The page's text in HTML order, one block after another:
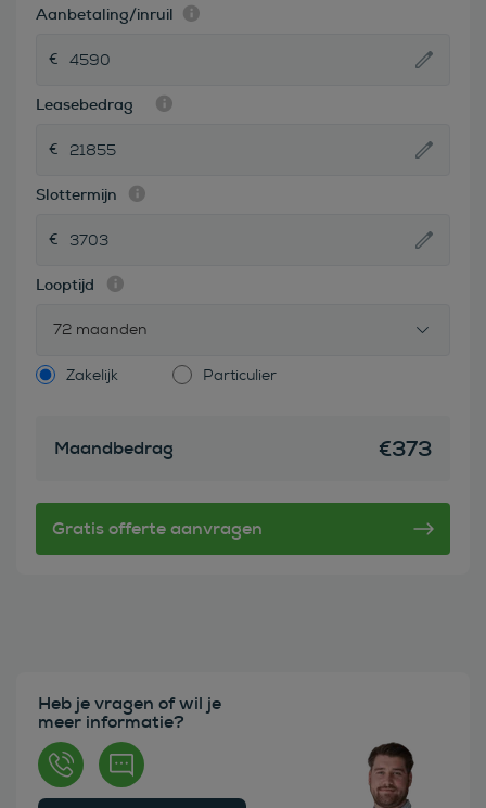
Aanbetaling/inruil
Leasebedrag
Slottermijn
Looptijd
72 maanden
Zakelijk Particulier
Maandbedrag €373
Heb je vragen of wil je
meer informatie?